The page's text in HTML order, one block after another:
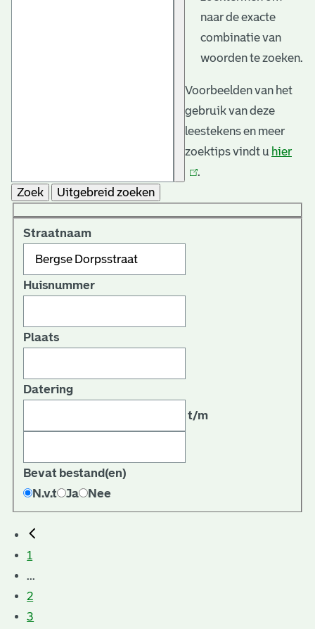
naar de exacte
combinatie van
woorden te zoeken.
Voorbeelden van het
gebruik van deze
leestekens en meer
zoektips vindt u hier
.
Zoek
Uitgebreid zoeken
Straatnaam
Huisnummer
Plaats
Datering
t/m
Bevat bestand(en)
N.v.t
Ja Nee
1
...
2
3